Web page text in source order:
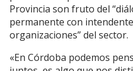
Provincia son fruto del
permanente con
organizaciones” del sector.
«En Córdoba podemos